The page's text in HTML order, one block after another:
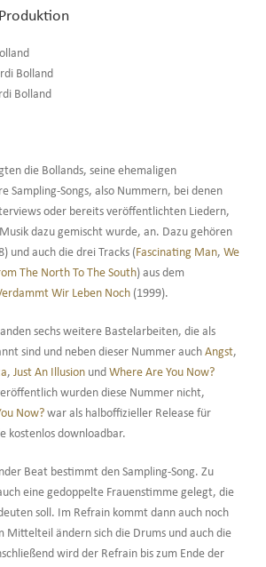
Bolland
Bolland
die Bollands, seine ehemaligen
Sampling-Songs, also Nummern, bei denen
oder bereits veröffentlichten Liedern,
dazu gemischt wurde, an. Dazu gehören
und auch die drei Tracks (Fascinating Man, We
The North To The South) aus dem
Wir Leben Noch(1999).
sechs weitere Bastelarbeiten, die als
sind und neben dieser Nummer auch Angst,
, Just An Illusionund Where Are You Now?
wurden diese Nummer nicht,
Now?war als halboffizieller Release für
kostenlos downloadbar.
Beat bestimmt den Sampling-Song. Zu
eine gedoppelte Frauenstimme gelegt, die
soll. Im Refrain kommt dann auch noch
Mittelteil ändern sich die Drums und auch die
wird der Refrain bis zum Ende der